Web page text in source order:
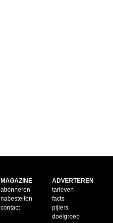
MAGAZINE
abonneren
nabestellen
contact
ADVERTEREN
tarieven
facts
pijlers
doelgroep